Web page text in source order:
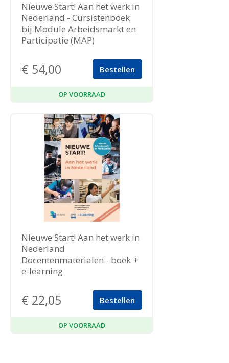
Nieuwe Start! Aan het werk in
Nederland - Cursistenboek
bij Module Arbeidsmarkt en
Participatie (MAP)
€ 54,00 Bestellen
OP VOORRAAD
Nieuwe Start! Aan het werk in
Nederland
Docentenmaterialen - boek +
e-learning
€ 22,05 Bestellen
OP VOORRAAD